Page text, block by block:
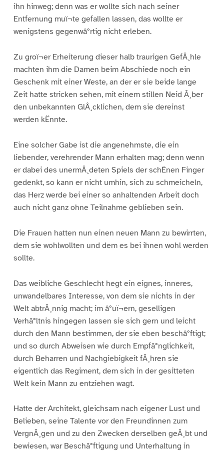
ihn hinweg; denn was er wollte sich nach seiner
Entfernung muï¬te gefallen lassen, das wollte er
wenigstens gegenwâ°rtig nicht erleben.
Zu groï¬er Erheiterung dieser halb traurigen GefÂ¸hle
machten ihm die Damen beim Abschiede noch ein
Geschenk mit einer Weste, an der er sie beide lange
Zeit hatte stricken sehen, mit einem stillen Neid Â¸ber
den unbekannten GlÂ¸cklichen, dem sie dereinst
werden kËnnte.
Eine solcher Gabe ist die angenehmste, die ein
liebender, verehrender Mann erhalten mag; denn wenn
er dabei des unermÂ¸deten Spiels der schËnen Finger
gedenkt, so kann er nicht umhin, sich zu schmeicheln,
das Herz werde bei einer so anhaltenden Arbeit doch
auch nicht ganz ohne Teilnahme geblieben sein.
Die Frauen hatten nun einen neuen Mann zu bewirrten,
dem sie wohlwollten und dem es bei ihnen wohl werden
sollte.
Das weibliche Geschlecht hegt ein eignes, inneres,
unwandelbares Interesse, von dem sie nichts in der
Welt abtrÂ¸nnig macht; im â°uï¬ern, geselligen
Verhâ°ltnis hingegen lassen sie sich gern und leicht
durch den Mann bestimmen, der sie eben beschâ°ftigt;
und so durch Abweisen wie durch Empfâ°nglichkeit,
durch Beharren und Nachgiebigkeit fÂ¸hren sie
eigentlich das Regiment, dem sich in der gesitteten
Welt kein Mann zu entziehen wagt.
Hatte der Architekt, gleichsam nach eigener Lust und
Belieben, seine Talente vor den Freundinnen zum
VergnÂ¸gen und zu den Zwecken derselben geÂ¸bt und
bewiesen, war Beschâ°ftigung und Unterhaltung in